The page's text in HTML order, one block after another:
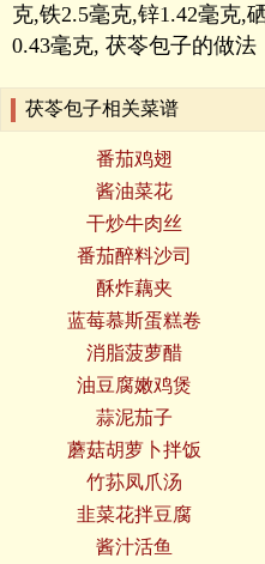
克,铁2.5毫克,锌1.42毫克,
0.43毫克, 茯苓包子的做
茯苓包子相关菜谱
番茄鸡翅
酱油菜花
干炒牛肉丝
番茄醉料沙司
酥炸藕夹
蓝莓慕斯蛋糕卷
消脂菠萝醋
油豆腐嫩鸡煲
蒜泥茄子
蘑菇胡萝卜拌饭
竹荪凤爪汤
韭菜花拌豆腐
酱汁活鱼